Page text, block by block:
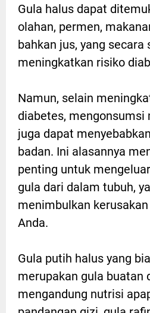
Gula halus dapat
olahan, permen,
bahkan jus, yang secara
meningkatkan risiko
Namun, selain
diabetes, mengonsumsi
juga dapat
badan. Ini alasannya
penting untuk
gula dari dalam tubuh,
menimbulkan
Anda.
Gula putih halus yang
merupakan gula buatan
mengandung nutrisi